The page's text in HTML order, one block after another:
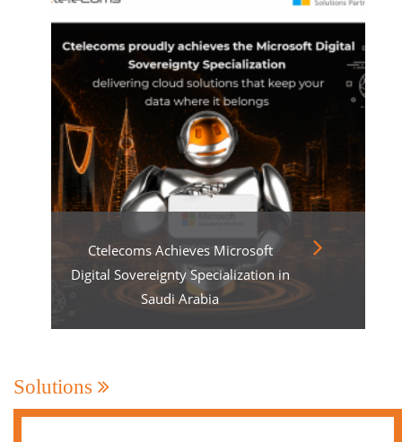
Ctelecoms Achieves Microsoft
Digital Sovereignty Specialization in
Saudi Arabia
Solutions